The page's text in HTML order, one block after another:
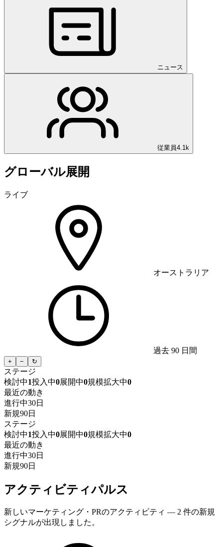
ニュース
従業員4.1k
グローバル展開
ライブ
オーストラリア
過去 90 日間
+ − ↻
ステージ
検討中1投入中0展開中0規模拡大中0
最近の動き
進行中30日
新規90日
ステージ
検討中1投入中0展開中0規模拡大中0
最近の動き
進行中30日
新規90日
アクティビティパルス
新しいマーケティング・PRのアクティビティ — 2 件の新規
シグナルが出現しました。